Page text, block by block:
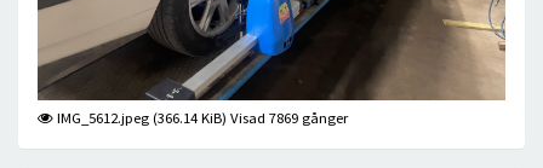
IMG_5612.jpeg (366.14 KiB) Visad 7869 gånger